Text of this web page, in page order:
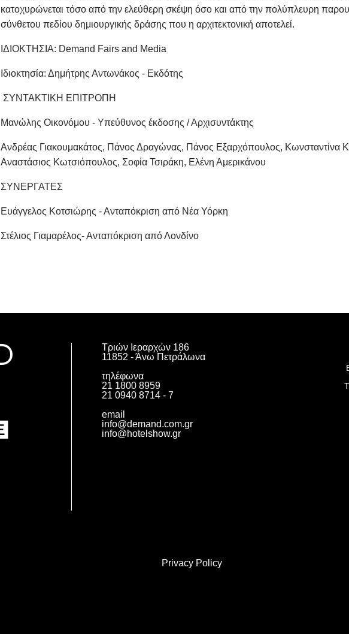
κατοχυρώνεται τόσο από την ελεύθερη σκέψη όσο και από την πολύπλευρη
σύνθετου πεδίου δημιουργικής δράσης που η αρχιτεκτονική αποτελεί.
ΙΔΙΟΚΤΗΣΙΑ: Demand Fairs and Media
Ιδιοκτησία: Δημήτρης Αντωνάκος - Εκδότης
ΣΥΝΤΑΚΤΙΚΗ ΕΠΙΤΡΟΠΗ
Μανώλης Οικονόμου - Υπεύθυνος έκδοσης / Αρχισυντάκτης
Ανδρέας Γιακουμακάτος, Πάνος Δραγώνας, Πάνος Εξαρχόπουλος, Κωνσταντίνα
Αναστάσιος Κωτσιόπουλος, Σοφία Τσιράκη, Ελένη Αμερικάνου
ΣΥΝΕΡΓΑΤΕΣ
Ευάγγελος Κοτσιώρης - Ανταπόκριση από Νέα Υόρκη
Στέλιος Γιαμαρέλος- Ανταπόκριση από Λονδίνο
Τριών Ιεραρχών 186
11852 - Άνω Πετράλωνα
τηλέφωνα
21 1800 8959
21 0940 8714 - 7
email
info@demand.com.gr
info@hotelshow.gr
Privacy Policy